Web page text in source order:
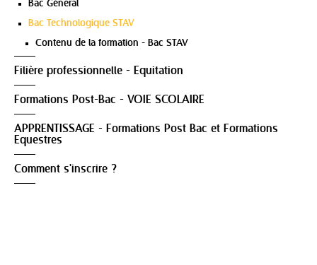
Bac Général
Bac Technologique STAV
Contenu de la formation - Bac STAV
Filière professionnelle - Equitation
Formations Post-Bac - VOIE SCOLAIRE
APPRENTISSAGE - Formations Post Bac et Formations
Equestres
Comment s'inscrire ?